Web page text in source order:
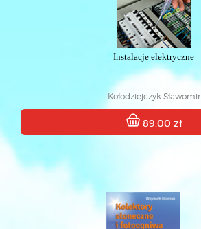
Instalacje elektryczne
Kołodziejczyk Sławomir
89.00 zł